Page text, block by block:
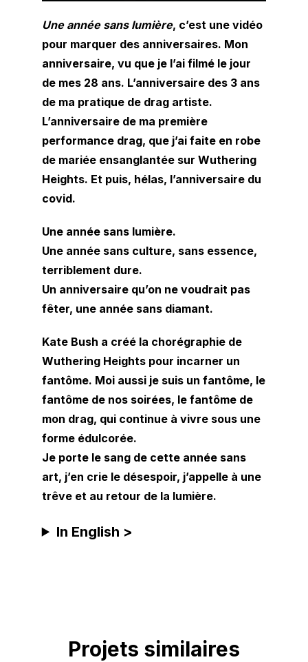
Une année sans lumière, c’est une vidéo
pour marquer des anniversaires. Mon
anniversaire, vu que je l’ai filmé le jour
de mes 28 ans. L’anniversaire des 3 ans
de ma pratique de drag artiste.
L’anniversaire de ma première
performance drag, que j’ai faite en robe
de mariée ensanglantée sur Wuthering
Heights. Et puis, hélas, l’anniversaire du
covid.
Une année sans lumière.
Une année sans culture, sans essence,
terriblement dure.
Un anniversaire qu’on ne voudrait pas
fêter, une année sans diamant.
Kate Bush a créé la chorégraphie de
Wuthering Heights pour incarner un
fantôme. Moi aussi je suis un fantôme, le
fantôme de nos soirées, le fantôme de
mon drag, qui continue à vivre sous une
forme édulcorée.
Je porte le sang de cette année sans
art, j’en crie le désespoir, j’appelle à une
trêve et au retour de la lumière.
In English >
Projets similaires